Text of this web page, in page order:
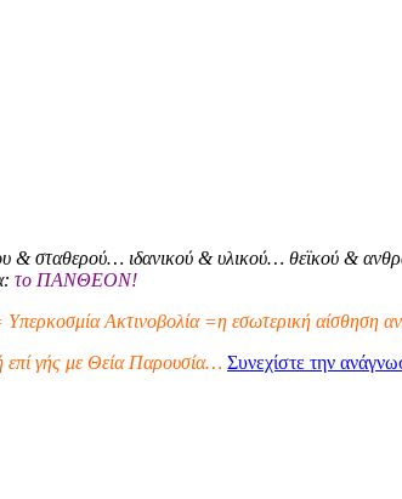
& σταθερού… ιδανικού & υλικού… θεϊκού &
το ΠΑΝΘΕΟΝ!
Ακτινοβολία =η εσωτερική αίσθηση
επί γής με Θεία Παρουσία… Συνεχίστε την